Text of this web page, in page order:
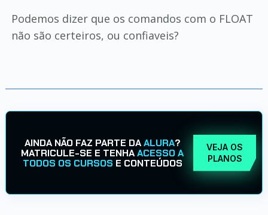
Podemos dizer que os comandos com o FLOAT
não são certeiros, ou confiaveis?
AINDA NÃO FAZ PARTE DAALURA?
MATRICULE-SE E TENHAACESSO A
TODOS OS CURSOS E CONTEÚDOS
VEJA OS
PLANOS